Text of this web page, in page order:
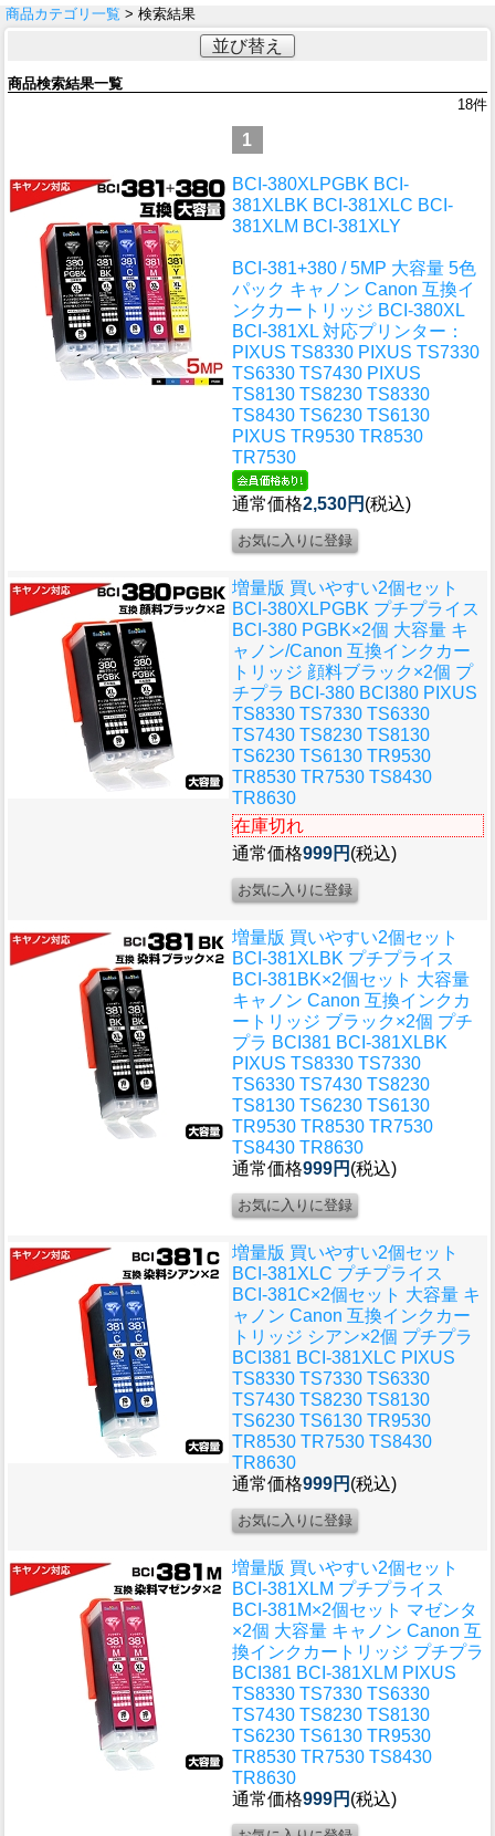
商品カテゴリ一覧 > 検索結果
並び替え
商品検索結果一覧
18件
1
BCI-380XLPGBK BCI-
381XLBK BCI-381XLC BCI-
381XLM BCI-381XLY
BCI-381+380 / 5MP 大容量 5色
パック キャノン Canon 互換イ
ンクカートリッジ BCI-380XL
BCI-381XL 対応プリンター：
PIXUS TS8330 PIXUS TS7330
TS6330 TS7430 PIXUS
TS8130 TS8230 TS8330
TS8430 TS6230 TS6130
PIXUS TR9530 TR8530
TR7530
通常価格2,530円 (税込)
増量版 買いやすい2個セット
BCI-380XLPGBK プチプライス
BCI-380 PGBK×2個 大容量 キ
ャノン/Canon 互換インクカー
トリッジ 顔料ブラック×2個 プ
チプラ BCI-380 BCI380 PIXUS
TS8330 TS7330 TS6330
TS7430 TS8230 TS8130
TS6230 TS6130 TR9530
TR8530 TR7530 TS8430
TR8630
在庫切れ
通常価格999円 (税込)
増量版 買いやすい2個セット
BCI-381XLBK プチプライス
BCI-381BK×2個セット 大容量
キャノン Canon 互換インクカ
ートリッジ ブラック×2個 プチ
プラ BCI381 BCI-381XLBK
PIXUS TS8330 TS7330
TS6330 TS7430 TS8230
TS8130 TS6230 TS6130
TR9530 TR8530 TR7530
TS8430 TR8630
通常価格999円 (税込)
増量版 買いやすい2個セット
BCI-381XLC プチプライス
BCI-381C×2個セット 大容量 キ
ャノン Canon 互換インクカー
トリッジ シアン×2個 プチプラ
BCI381 BCI-381XLC PIXUS
TS8330 TS7330 TS6330
TS7430 TS8230 TS8130
TS6230 TS6130 TR9530
TR8530 TR7530 TS8430
TR8630
通常価格999円 (税込)
増量版 買いやすい2個セット
BCI-381XLM プチプライス
BCI-381M×2個セット マゼンタ
×2個 大容量 キャノン Canon 互
換インクカートリッジ プチプラ
BCI381 BCI-381XLM PIXUS
TS8330 TS7330 TS6330
TS7430 TS8230 TS8130
TS6230 TS6130 TR9530
TR8530 TR7530 TS8430
TR8630
通常価格999円 (税込)